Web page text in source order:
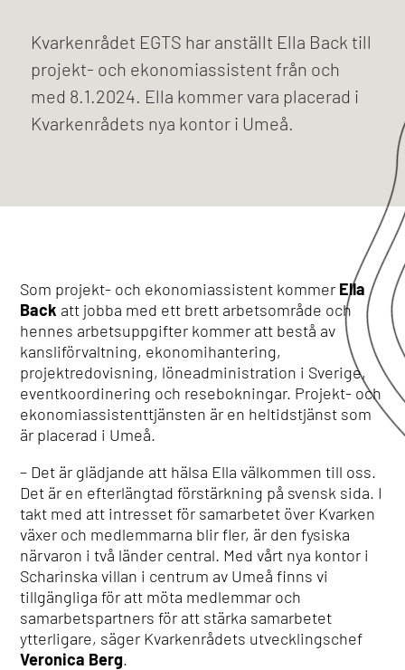
Kvarkenrådet EGTS har anställt Ella Back till
projekt- och ekonomiassistent från och
med 8.1.2024. Ella kommer vara placerad i
Kvarkenrådets nya kontor i Umeå.
Som projekt- och ekonomiassistent kommer Ella
Back att jobba med ett brett arbetsområde och
hennes arbetsuppgifter kommer att bestå av
kansliförvaltning, ekonomihantering,
projektredovisning, löneadministration i Sverige,
eventkoordinering och resebokningar. Projekt- och
ekonomiassistenttjänsten är en heltidstjänst som
är placerad i Umeå.
– Det är glädjande att hälsa Ella välkommen till oss.
Det är en efterlängtad förstärkning på svensk sida. I
takt med att intresset för samarbetet över Kvarken
växer och medlemmarna blir fler, är den fysiska
närvaron i två länder central. Med vårt nya kontor i
Scharinska villan i centrum av Umeå finns vi
tillgängliga för att möta medlemmar och
samarbetspartners för att stärka samarbetet
ytterligare, säger Kvarkenrådets utvecklingschef
Veronica Berg.